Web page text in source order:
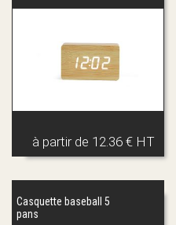
à partir de 12.36 € HT
Casquette baseball 5
pans